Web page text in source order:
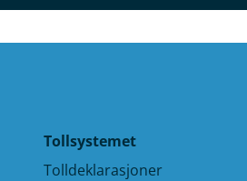
Tollsystemet
Tolldeklarasjoner